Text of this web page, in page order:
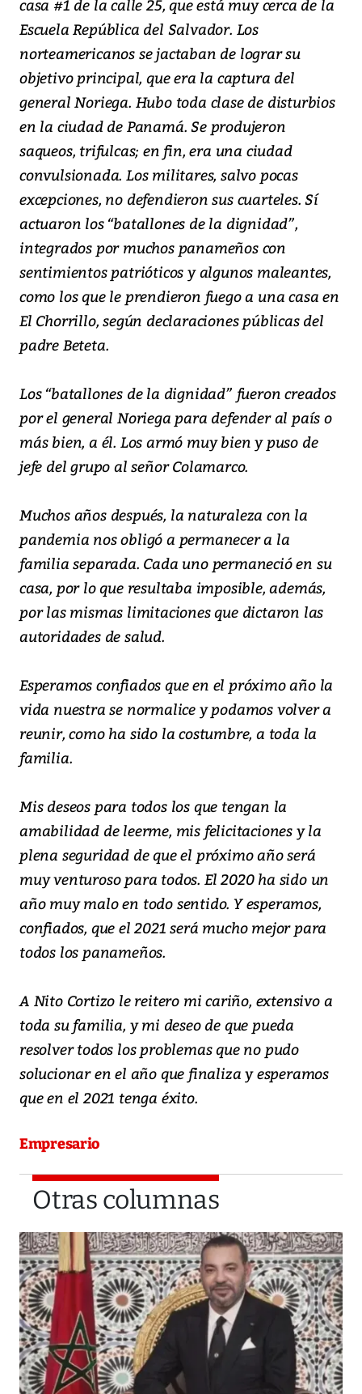
casa #1 de la calle 25, que está muy cerca de la
Escuela República del Salvador. Los
norteamericanos se jactaban de lograr su
objetivo principal, que era la captura del
general Noriega. Hubo toda clase de disturbios
en la ciudad de Panamá. Se produjeron
saqueos, trifulcas; en fin, era una ciudad
convulsionada. Los militares, salvo pocas
excepciones, no defendieron sus cuarteles. Sí
actuaron los “batallones de la dignidad”,
integrados por muchos panameños con
sentimientos patrióticos y algunos maleantes,
como los que le prendieron fuego a una casa en
El Chorrillo, según declaraciones públicas del
padre Beteta.
Los “batallones de la dignidad” fueron creados
por el general Noriega para defender al país o
más bien, a él. Los armó muy bien y puso de
jefe del grupo al señor Colamarco.
Muchos años después, la naturaleza con la
pandemia nos obligó a permanecer a la
familia separada. Cada uno permaneció en su
casa, por lo que resultaba imposible, además,
por las mismas limitaciones que dictaron las
autoridades de salud.
Esperamos confiados que en el próximo año la
vida nuestra se normalice y podamos volver a
reunir, como ha sido la costumbre, a toda la
familia.
Mis deseos para todos los que tengan la
amabilidad de leerme, mis felicitaciones y la
plena seguridad de que el próximo año será
muy venturoso para todos. El 2020 ha sido un
año muy malo en todo sentido. Y esperamos,
confiados, que el 2021 será mucho mejor para
todos los panameños.
A Nito Cortizo le reitero mi cariño, extensivo a
toda su familia, y mi deseo de que pueda
resolver todos los problemas que no pudo
solucionar en el año que finaliza y esperamos
que en el 2021 tenga éxito.
Empresario
Otras columnas